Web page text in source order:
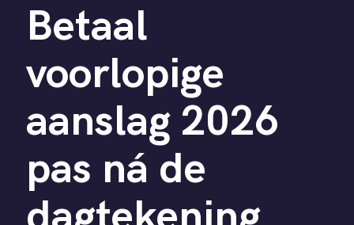
Betaal
voorlopige
aanslag 2026
pas ná de